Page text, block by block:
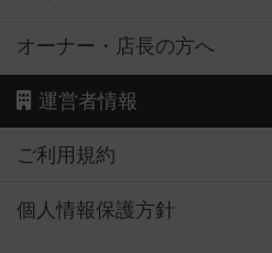
オーナー・店長の方へ
運営者情報
ご利用規約
個人情報保護方針